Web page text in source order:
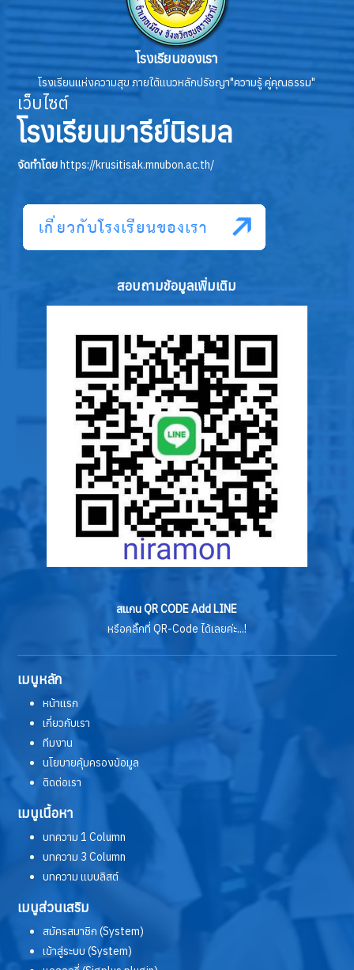
โรงเรียนของเรา
โรงเรียนแห่งความสุข ภายใต้แนวหลักปรัชญา"ความรู้ คู่คุณธรรม"
เว็บไซต์
โรงเรียนมารีย์นิรมล
จัดทำโดยhttps://krusitisak.mnubon.ac.th/
สอบถามข้อมูลเพิ่มเติม
สแกน QR CODE Add LINE
หรือคลิ๊กที่ QR-Code ได้เลยค่ะ...!
เมนูหลัก
หน้าแรก
เกี่ยวกับเรา
ทีมงาน
นโยบายคุ้มครองข้อมูล
ติดต่อเรา
เมนูเนื้อหา
บทความ 1 Column
บทความ 3 Column
บทความ แบบลิสต์
เมนูส่วนเสริม
สมัครสมาชิก (System)
เข้าสู่ระบบ (System)